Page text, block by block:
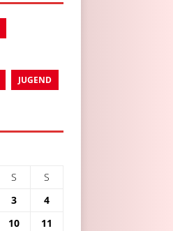
JUGEND
S
S
3
4
10 11